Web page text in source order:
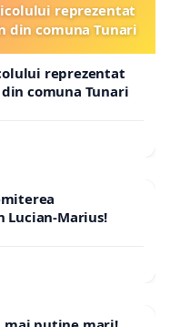
reprezentat
din comuna Tunari
reprezentat
comuna Tunari
Lucian-Marius!